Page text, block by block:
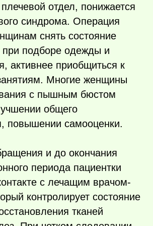
плечевой отдел, понижается
синдрома. Операция
снять состояние
подборе одежды и
активнее приобщиться к
Многие женщины
с пышным бюстом
общего
повышении самооценки.
и до окончания
периода пациентки
с лечащим врачом-
контролирует состояние
тканей